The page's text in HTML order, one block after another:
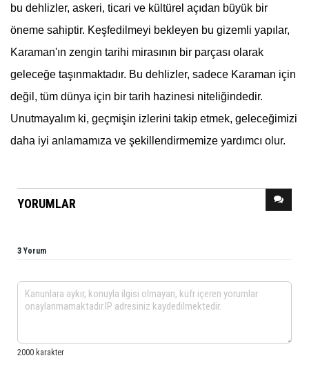
bu dehlizler, askeri, ticari ve kültürel açıdan büyük bir
öneme sahiptir. Keşfedilmeyi bekleyen bu gizemli yapılar,
Karaman'ın zengin tarihi mirasının bir parçası olarak
geleceğe taşınmaktadır. Bu dehlizler, sadece Karaman için
değil, tüm dünya için bir tarih hazinesi niteliğindedir.
Unutmayalım ki, geçmişin izlerini takip etmek, geleceğimizi
daha iyi anlamamıza ve şekillendirmemize yardımcı olur.
YORUMLAR
3 Yorum